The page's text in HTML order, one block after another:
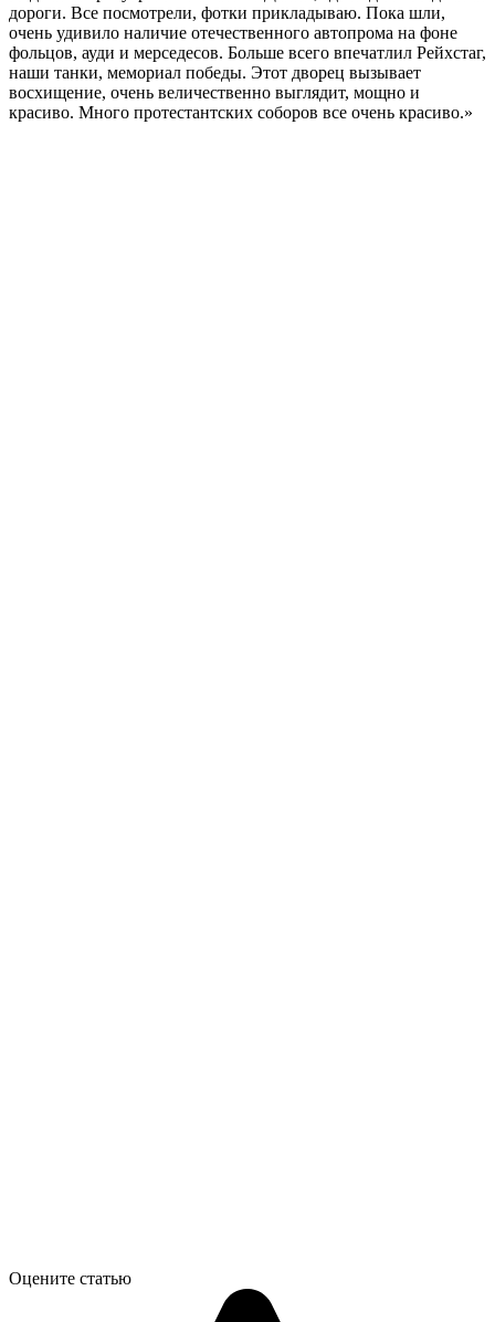
дороги. Все посмотрели, фотки прикладываю. Пока шли,
очень удивило наличие отечественного автопрома на фоне
фольцов, ауди и мерседесов. Больше всего впечатлил Рейхстаг,
наши танки, мемориал победы. Этот дворец вызывает
восхищение, очень величественно выглядит, мощно и
красиво. Много протестантских соборов все очень красиво.»
Оцените статью